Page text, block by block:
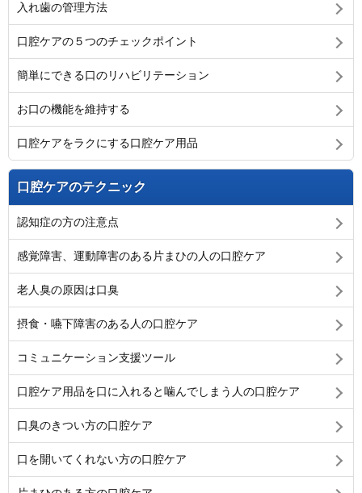
入れ歯の管理方法
口腔ケアの５つのチェックポイント
簡単にできる口のリハビリテーション
お口の機能を維持する
口腔ケアをラクにする口腔ケア用品
口腔ケアのテクニック
認知症の方の注意点
感覚障害、運動障害のある片まひの人の口腔ケア
老人臭の原因は口臭
摂食・嚥下障害のある人の口腔ケア
コミュニケーション支援ツール
口腔ケア用品を口に入れると噛んでしまう人の口腔ケア
口臭のきつい方の口腔ケア
口を開いてくれない方の口腔ケア